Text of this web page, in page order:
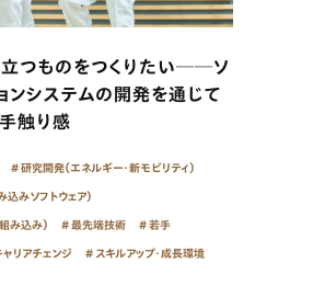
つものをつくりたい──ソ
ンシステムの開発を通じて
触り感
研究開発（エネルギー・新モビリティ）
込みソフトウェア）
み込み） 最先端技術 若手
ャリアチェンジ スキルアップ・成長環境